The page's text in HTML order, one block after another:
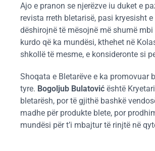
Ajo e pranon se njerëzve iu duket e
revista rreth bletarisë, pasi kryesisht
dëshirojnë të mësojnë më shumë
kurdo që ka mundësi, kthehet në
shkollë të mesme, e konsideronte si
Shoqata e Bletarëve e ka promovuar
tyre. Bogoljub Bulatović është
bletarësh, por të gjithë bashkë
madhe për produkte blete, por
mundësi për t’i mbajtur të rinjtë në